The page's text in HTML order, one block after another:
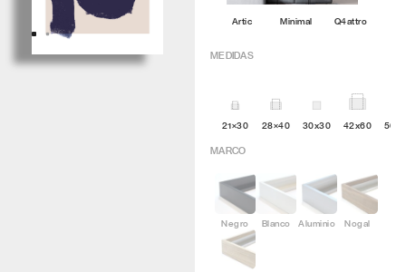
Inspiración
Crea tu pared
Artic Minimal Q4attro
MEDIDAS
21×30 28×40 30x30 42x60
MARCO
Negro Blanco Aluminio Nogal